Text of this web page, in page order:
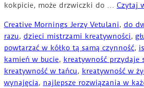
kokpicie, może drzwiczki do … Czytaj
Creative Mornings Jerzy Vetulani, do
razu, dzieci mistrzami kreatywności,
powtarzać w kółko tą samą czynność,
kamień w bucie, kreatywność przydaje
kreatywność w tańcu, kreatywność w
wynajęcia, najlepsze rozwiązania w